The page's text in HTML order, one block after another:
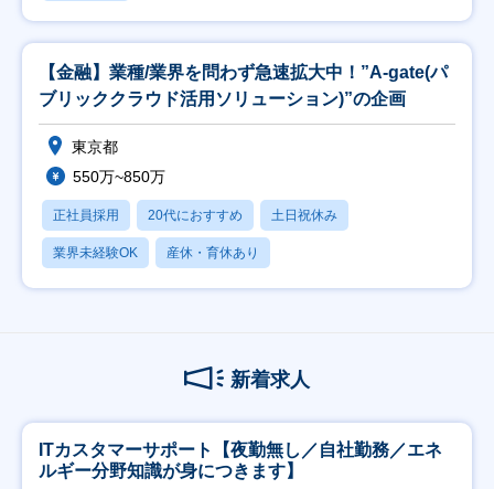
【金融】業種/業界を問わず急速拡大中！”A-gate(パ
ブリッククラウド活用ソリューション)”の企画
東京都
550万~850万
正社員採用 20代におすすめ 土日祝休み
業界未経験OK 産休・育休あり
新着求人
ITカスタマーサポート【夜勤無し／自社勤務／エネ
ルギー分野知識が身につきます】